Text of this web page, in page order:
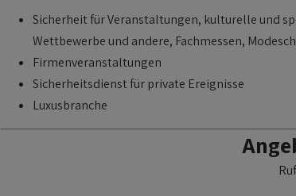
Sicherheit für Veranstaltungen, kulturelle und
Wettbewerbe und andere, Fachmessen,
Firmenveranstaltungen
Sicherheitsdienst für private Ereignisse
Luxusbranche